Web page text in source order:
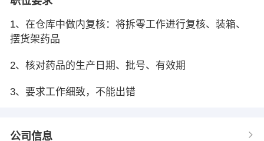
1、在仓库中做内复核：将拆零工作进行复核、装箱、
摆货架药品
2、核对药品的生产日期、批号、有效期
3、要求工作细致，不能出错
公司信息